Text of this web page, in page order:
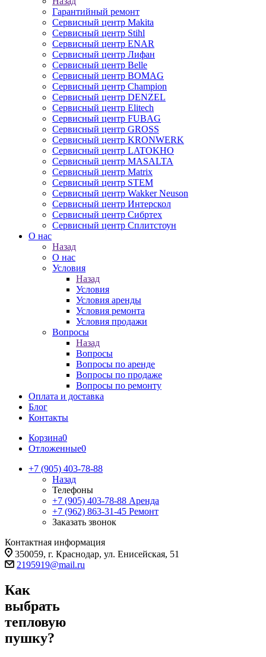
Гарантийный ремонт
Сервисный центр Makita
Сервисный центр Stihl
Cервисный центр ENAR
Cервисный центр Лифан
Сервисный центр Belle
Сервисный центр BOMAG
Сервисный центр Champion
Сервисный центр DENZEL
Сервисный центр Elitech
Сервисный центр FUBAG
Сервисный центр GROSS
Сервисный центр KRONWERK
Сервисный центр LATOKHO
Сервисный центр MASALTA
Сервисный центр Matrix
Сервисный центр STEM
Сервисный центр Wakker Neuson
Сервисный центр Интерскол
Сервисный центр Сибртех
Сервисный центр Сплитстоун
О нас
Назад
О нас
Условия
Назад
Условия
Условия аренды
Условия ремонта
Условия продажи
Вопросы
Назад
Вопросы
Вопросы по аренде
Вопросы по продаже
Вопросы по ремонту
Оплата и доставка
Блог
Контакты
Корзина0
Отложенные0
+7 (905) 403-78-88
Назад
Телефоны
+7 (905) 403-78-88 Аренда
+7 (962) 863-31-45 Ремонт
Заказать звонок
Контактная информация
350059, г. Краснодар, ул. Енисейская, 51
2195919@mail.ru
Как
выбрать
тепловую
пушку?